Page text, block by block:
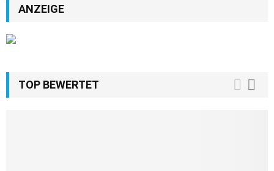
ANZEIGE
TOP BEWERTET